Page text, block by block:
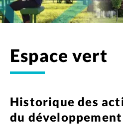
Espace vert
Historique des
du